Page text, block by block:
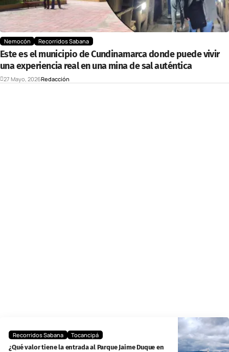
Nemocón Recorridos Sabana
Este es el municipio de Cundinamarca donde puede vivir
una experiencia real en una mina de sal auténtica
27 Mayo, 2026Redacción
Recorridos Sabana
Tocancipá
¿Qué valor tiene la entrada al Parque Jaime Duque en